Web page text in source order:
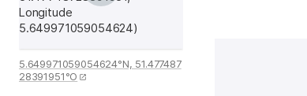
5.649971059054624°N, 51.477487
28391951°O